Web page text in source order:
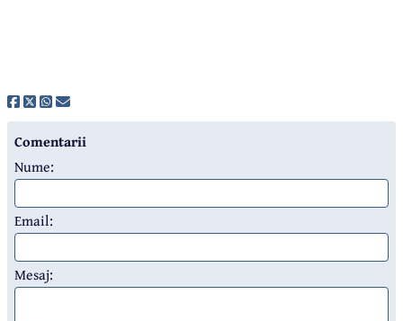
Comentarii
Nume:
Email:
Mesaj: